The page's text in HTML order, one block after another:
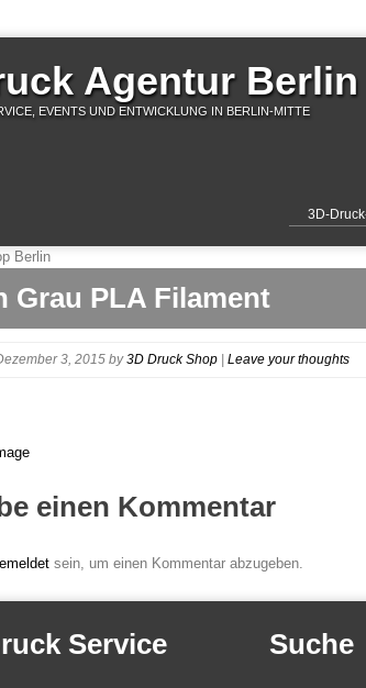
Agentur Berlin
EVENTS UND ENTWICKLUNG IN BERLIN-MITTE
3D-
Berlin
Grau PLA Filament
3, 2015 by3D Druck Shop Leave your thoughts
einen Kommentar
sein, um einen Kommentar abzugeben.
Service Suche